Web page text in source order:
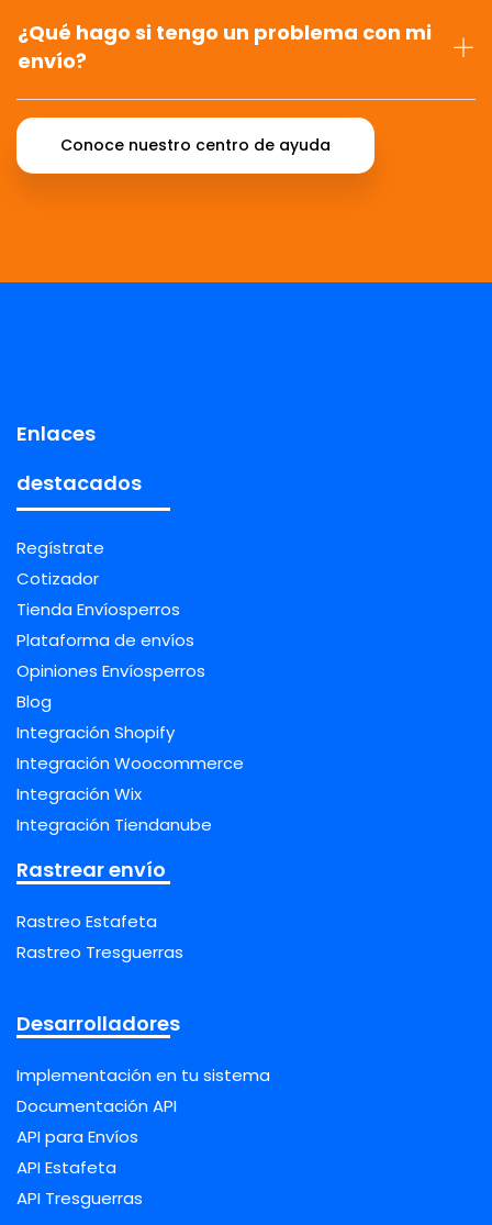
¿Qué hago si tengo un problema con mi
envío?
Conoce nuestro centro de ayuda
Enlaces
destacados
Regístrate
Cotizador
Tienda Envíosperros
Plataforma de envíos
Opiniones Envíosperros
Blog
Integración Shopify
Integración Woocommerce
Integración Wix
Integración Tiendanube
Rastrear envío
Rastreo Estafeta
Rastreo Tresguerras
Desarrolladores
Implementación en tu sistema
Documentación API
API para Envíos
API Estafeta
API Tresguerras